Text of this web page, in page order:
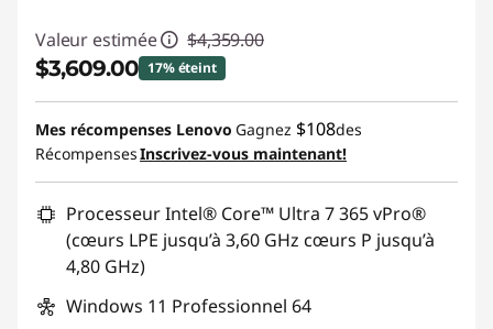
Valeur estimée $4,359.00
$3,609.00 17% éteint
Économies instantanées :-$750.00
Promo price: Max 5 units per order
Mes récompenses Lenovo Gagnez $108des
RécompensesInscrivez-vous maintenant!
Processeur Intel® Core™ Ultra 7 365 vPro®
(cœurs LPE jusqu’à 3,60 GHz cœurs P jusqu’à
4,80 GHz)
Windows 11 Professionnel 64